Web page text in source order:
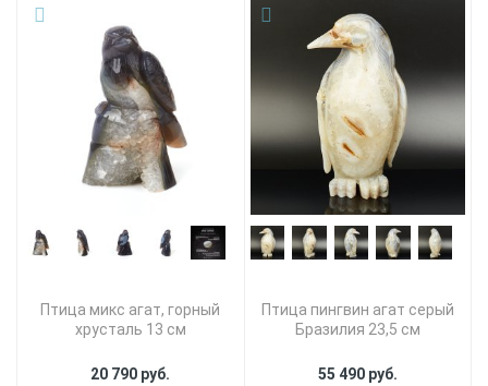
Птица микс агат, горный
хрусталь 13 см
20 790 руб.
Птица пингвин агат серый
Бразилия 23,5 см
55 490 руб.